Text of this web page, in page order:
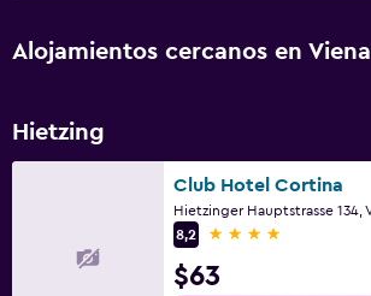
Alojamientos cercanos en Viena
Hietzing
Club Hotel Cortina
8,2
4 estrellas
$63